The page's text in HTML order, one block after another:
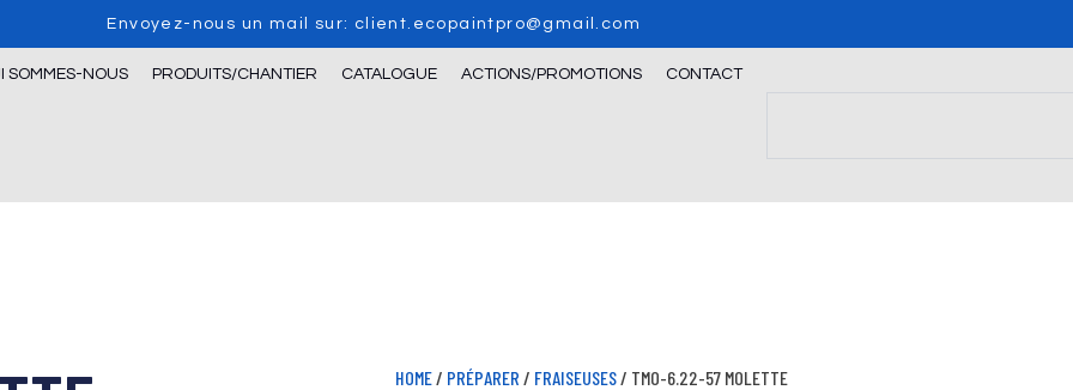
Envoyez-nous un mail sur: client.ecopaintpro@gmail.com
SOMMES-NOUS PRODUITS/CHANTIER CATALOGUE ACTIONS/PROMOTIONS CONTACT
HOME/ PRÉPARER / FRAISEUSES/ TMO-6.22-57 MOLETTE